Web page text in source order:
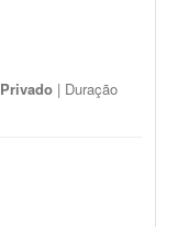
Privado | Duração